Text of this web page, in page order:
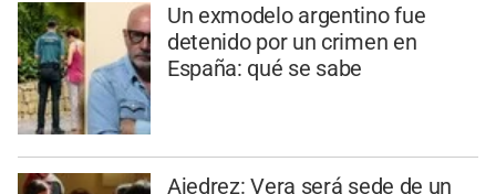
Un exmodelo argentino fue
detenido por un crimen en
España: qué se sabe
Ajedrez: Vera será sede de un